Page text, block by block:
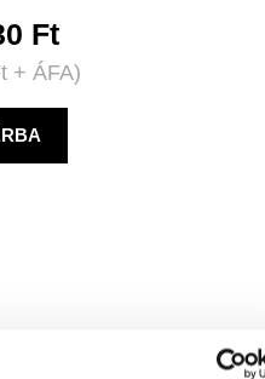
Ft
+ ÁFA)